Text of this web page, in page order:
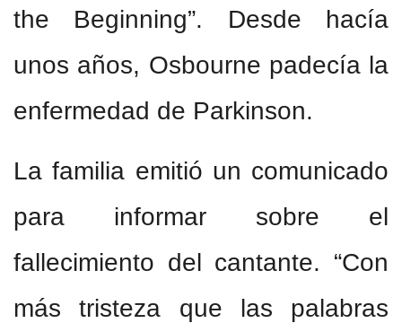
the Beginning”. Desde hacía
unos años, Osbourne padecía la
enfermedad de Parkinson.
La familia emitió un comunicado
para informar sobre el
fallecimiento del cantante. “Con
más tristeza que las palabras